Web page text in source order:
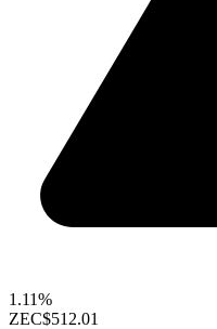
1.11%
ZEC$512.01